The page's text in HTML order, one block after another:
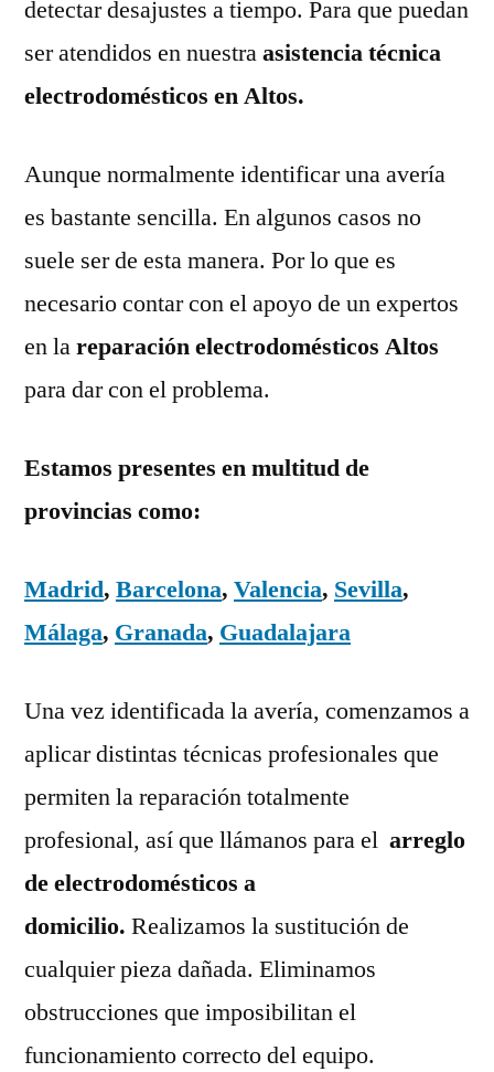
detectar desajustes a tiempo. Para que puedan
ser atendidos en nuestraasistencia técnica
electrodomésticos en Altos.
Aunque normalmente identificar una avería
es bastante sencilla. En algunos casos no
suele ser de esta manera. Por lo que es
necesario contar con el apoyo de un expertos
en lareparación electrodomésticos Altos
para dar con el problema.
Estamos presentes en multitud de
provincias como:
Madrid, Barcelona, Valencia, Sevilla,
Málaga, Granada, Guadalajara
Una vez identificada la avería, comenzamos a
aplicar distintas técnicas profesionales que
permiten la reparación totalmente
profesional, así que llámanos para el arreglo
de electrodomésticos a
domicilio. Realizamos la sustitución de
cualquier pieza dañada. Eliminamos
obstrucciones que imposibilitan el
funcionamiento correcto del equipo.